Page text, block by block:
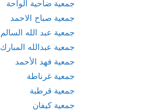
جمعية ضاحية الواحة
جمعية صباح الاحمد
جمعية عبد الله السالم
جمعية عبدالله المبارك
جمعية فهد الأحمد
جمعية غرناطة
جمعية قرطبة
جمعية كيفان